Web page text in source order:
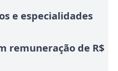
e especialidades
remuneração de R$